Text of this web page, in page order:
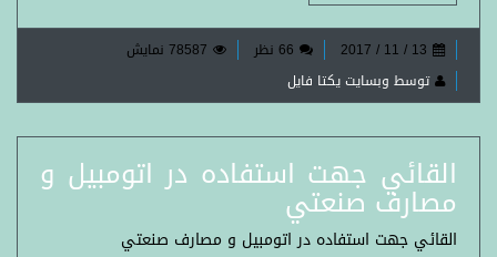
13 / 11 / 2017 66 نظر
78587 نمایش
توسط وبسایت یکتا فایل
القائي جهت استفاده در اتومبيل و
مصارف صنعتي
القائي جهت استفاده در اتومبيل و مصارف صنعتي